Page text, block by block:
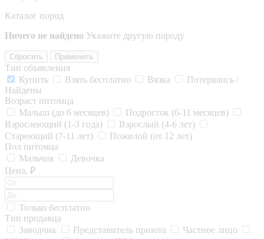
Каталог пород
Ничего не найдено Укажите другую породу
Сбросить Применить
Тип объявления
Купить
Взять бесплатно Вязка
Потерялись /
Найдены
Возраст питомца
Малыш (до 6 месяцев)
Подросток (6-11 месяцев)
Взрослеющий (1-3 года)
Взрослый (4-6 лет)
Стареющий (7-11 лет)
Пожилой (от 12 лет)
Пол питомца
Мальчик
Девочка
Цена, ₽
Только бесплатно
Тип продавца
Заводчик
Представитель приюта
Частное лицо